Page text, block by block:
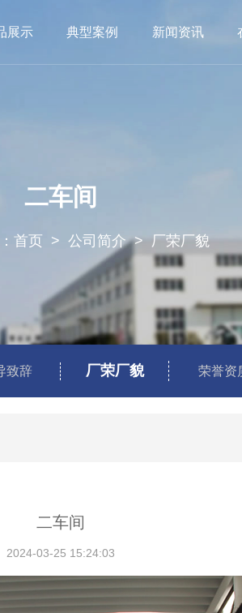
展示 典型案例 新闻资讯
二车间
首页 > 公司简介> 厂荣厂貌
致辞 厂荣厂貌 荣誉资
二车间
2024-03-25 15:24:03